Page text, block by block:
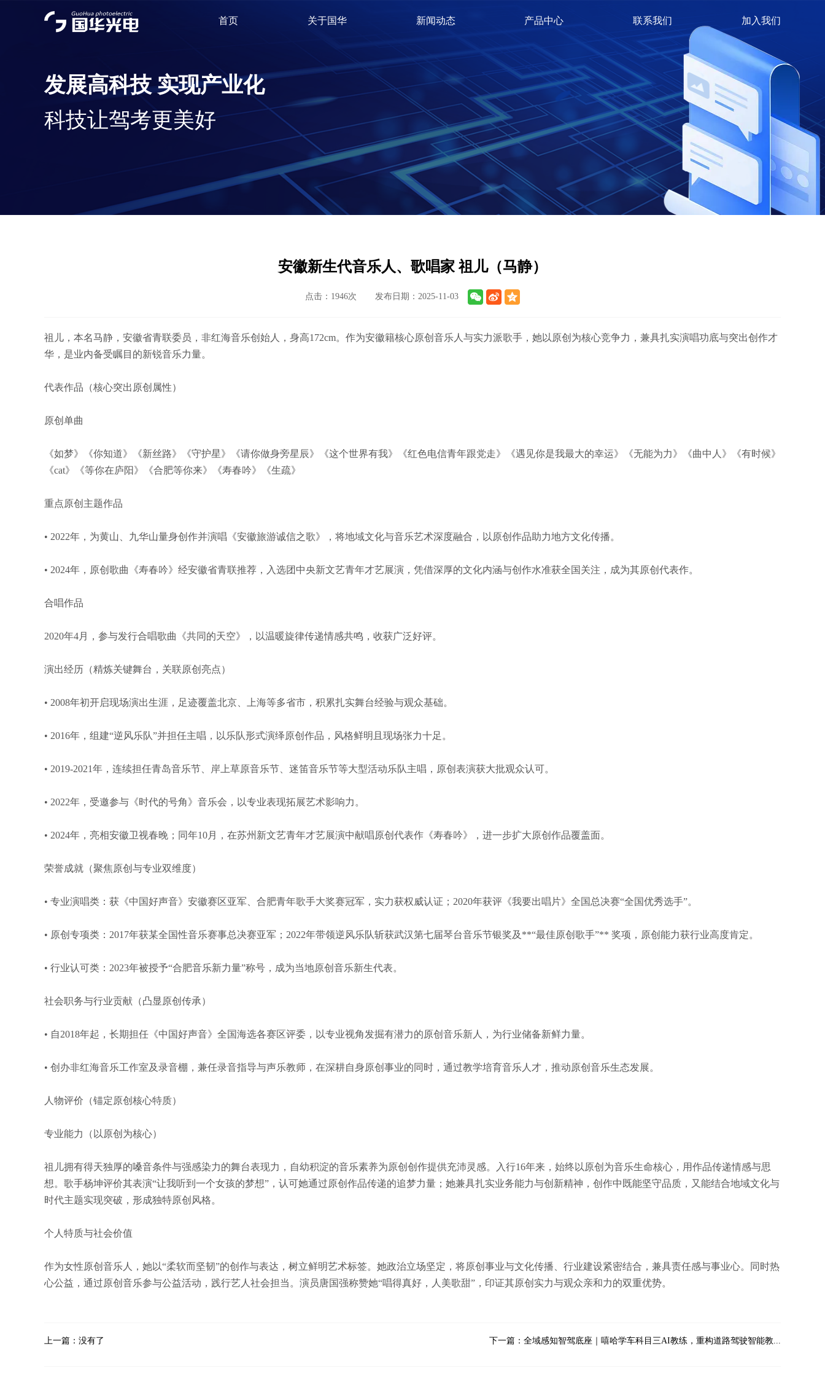
首页 关于国华 新闻动态 产品中心 联系我们 加入我们
发展高科技 实现产业化
科技让驾考更美好
安徽新生代音乐人、歌唱家 祖儿（马静）
点击：1946次 发布日期：2025-11-03
祖儿，本名马静，安徽省青联委员，非红海音乐创始人，身高172cm。作为安徽籍核心原创音乐人与实力派歌手，她以原创为核心竞争力，兼具扎实演唱功底与突出创作才
华，是业内备受瞩目的新锐音乐力量。
代表作品（核心突出原创属性）
原创单曲
《如梦》《你知道》《新丝路》《守护星》《请你做身旁星辰》《这个世界有我》《红色电信青年跟党走》《遇见你是我最大的幸运》《无能为力》《曲中人》《有时候》
《cat》《等你在庐阳》《合肥等你来》《寿春吟》《生疏》
重点原创主题作品
• 2022年，为黄山、九华山量身创作并演唱《安徽旅游诚信之歌》，将地域文化与音乐艺术深度融合，以原创作品助力地方文化传播。
• 2024年，原创歌曲《寿春吟》经安徽省青联推荐，入选团中央新文艺青年才艺展演，凭借深厚的文化内涵与创作水准获全国关注，成为其原创代表作。
合唱作品
2020年4月，参与发行合唱歌曲《共同的天空》，以温暖旋律传递情感共鸣，收获广泛好评。
演出经历（精炼关键舞台，关联原创亮点）
• 2008年初开启现场演出生涯，足迹覆盖北京、上海等多省市，积累扎实舞台经验与观众基础。
• 2016年，组建“逆风乐队”并担任主唱，以乐队形式演绎原创作品，风格鲜明且现场张力十足。
• 2019-2021年，连续担任青岛音乐节、岸上草原音乐节、迷笛音乐节等大型活动乐队主唱，原创表演获大批观众认可。
• 2022年，受邀参与《时代的号角》音乐会，以专业表现拓展艺术影响力。
• 2024年，亮相安徽卫视春晚；同年10月，在苏州新文艺青年才艺展演中献唱原创代表作《寿春吟》，进一步扩大原创作品覆盖面。
荣誉成就（聚焦原创与专业双维度）
• 专业演唱类：获《中国好声音》安徽赛区亚军、合肥青年歌手大奖赛冠军，实力获权威认证；2020年获评《我要出唱片》全国总决赛“全国优秀选手”。
• 原创专项类：2017年获某全国性音乐赛事总决赛亚军；2022年带领逆风乐队斩获武汉第七届琴台音乐节银奖及**“最佳原创歌手”** 奖项，原创能力获行业高度肯定。
• 行业认可类：2023年被授予“合肥音乐新力量”称号，成为当地原创音乐新生代表。
社会职务与行业贡献（凸显原创传承）
• 自2018年起，长期担任《中国好声音》全国海选各赛区评委，以专业视角发掘有潜力的原创音乐新人，为行业储备新鲜力量。
• 创办非红海音乐工作室及录音棚，兼任录音指导与声乐教师，在深耕自身原创事业的同时，通过教学培育音乐人才，推动原创音乐生态发展。
人物评价（锚定原创核心特质）
专业能力（以原创为核心）
祖儿拥有得天独厚的嗓音条件与强感染力的舞台表现力，自幼积淀的音乐素养为原创创作提供充沛灵感。入行16年来，始终以原创为音乐生命核心，用作品传递情感与思
想。歌手杨坤评价其表演“让我听到一个女孩的梦想”，认可她通过原创作品传递的追梦力量；她兼具扎实业务能力与创新精神，创作中既能坚守品质，又能结合地域文化与
时代主题实现突破，形成独特原创风格。
个人特质与社会价值
作为女性原创音乐人，她以“柔软而坚韧”的创作与表达，树立鲜明艺术标签。她政治立场坚定，将原创事业与文化传播、行业建设紧密结合，兼具责任感与事业心。同时热
心公益，通过原创音乐参与公益活动，践行艺人社会担当。演员唐国强称赞她“唱得真好，人美歌甜”，印证其原创实力与观众亲和力的双重优势。
上一篇：没有了 下一篇：全域感知智驾底座｜嘻哈学车科目三AI教练，重构道路驾驶智能教...